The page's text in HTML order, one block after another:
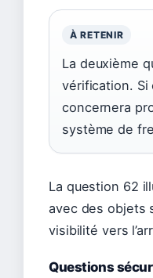
À RETENIR
La deuxième
vérification.
concernera
système de
La question 62
avec des objets
visibilité vers
Questions